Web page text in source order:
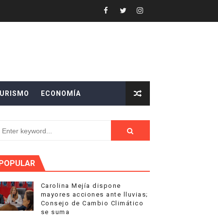
24 HORAS AL DIA
de Movilidad Sostenible
ECONOMÍA
Carolina Mejía dispone
mayores acciones ante lluvias;
Consejo de Cambio Climático
se suma